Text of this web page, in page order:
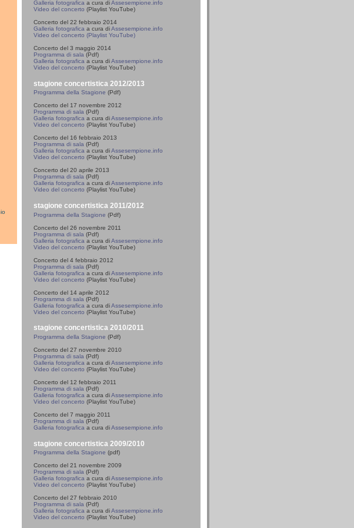
Galleria fotografica a cura diAssesempione.info
Video del concerto (Playlist YouTube)
Concerto del 22 febbraio 2014
Galleria fotografica a cura diAssesempione.info
Video del concerto (Playlist YouTube)
Concerto del 3 maggio 2014
Programma di sala (Pdf)
Galleria fotografica a cura diAssesempione.info
Video del concerto (Playlist YouTube)
stagione concertistica 2012/2013
Programma della Stagione (Pdf)
Concerto del 17 novembre 2012
Programma di sala (Pdf)
Galleria fotografica a cura diAssesempione.info
Video del concerto (Playlist YouTube)
Concerto del 16 febbraio 2013
Programma di sala (Pdf)
Galleria fotografica a cura diAssesempione.info
Video del concerto (Playlist YouTube)
Concerto del 20 aprile 2013
Programma di sala (Pdf)
Galleria fotografica a cura diAssesempione.info
Video del concerto (Playlist YouTube)
stagione concertistica 2011/2012
Programma della Stagione (Pdf)
Concerto del 26 novembre 2011
Programma di sala (Pdf)
Galleria fotografica a cura diAssesempione.info
Video del concerto (Playlist YouTube)
Concerto del 4 febbraio 2012
Programma di sala (Pdf)
Galleria fotografica a cura diAssesempione.info
Video del concerto (Playlist YouTube)
Concerto del 14 aprile 2012
Programma di sala (Pdf)
Galleria fotografica a cura diAssesempione.info
Video del concerto (Playlist YouTube)
stagione concertistica 2010/2011
Programma della Stagione (Pdf)
Concerto del 27 novembre 2010
Programma di sala (Pdf)
Galleria fotografica a cura diAssesempione.info
Video del concerto (Playlist YouTube)
Concerto del 12 febbraio 2011
Programma di sala (Pdf)
Galleria fotografica a cura diAssesempione.info
Video del concerto (Playlist YouTube)
Concerto del 7 maggio 2011
Programma di sala (Pdf)
Galleria fotografica a cura diAssesempione.info
stagione concertistica 2009/2010
Programma della Stagione (pdf)
Concerto del 21 novembre 2009
Programma di sala (Pdf)
Galleria fotografica a cura diAssesempione.info
Video del concerto (Playlist YouTube)
Concerto del 27 febbraio 2010
Programma di sala (Pdf)
Galleria fotografica a cura diAssesempione.info
Video del concerto (Playlist YouTube)